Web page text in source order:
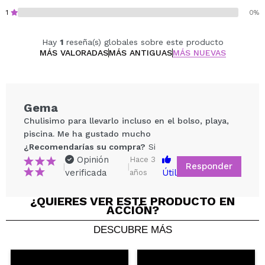
1 0%
Hay 1reseña(s) globales sobre este producto
MÁS VALORADASMÁS ANTIGUASMÁS NUEVAS
Compartir un vídeo o una foto
Tu vídeo podría ser el primero. Imagínatelo...
Gema
Chulisimo para llevarlo incluso en el bolso, playa,
piscina. Me ha gustado mucho
¿Recomendarías su compra? Si
|
Opinión
verificada
|
Hace 3
años
Útil
Responder
¿QUIERES VER ESTE PRODUCTO EN
ACCIÓN?
DESCUBRE MÁS